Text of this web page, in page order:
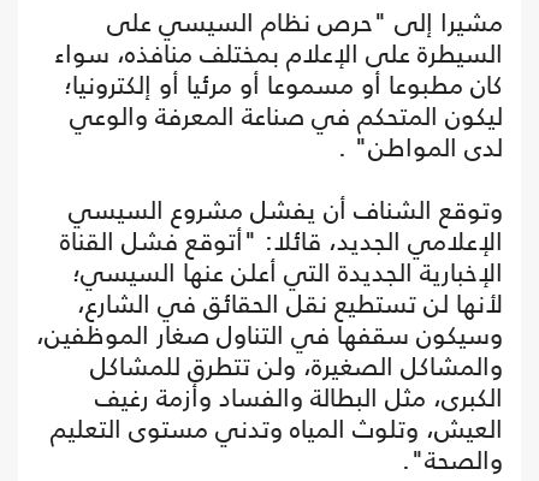
مشيرا إلى "حرص نظام السيسي على
السيطرة على الإعلام بمختلف منافذه، سواء
كان مطبوعا أو مسموعا أو مرئيا أو إلكترونيا؛
ليكون المتحكم في صناعة المعرفة والوعي
لدى المواطن" .
وتوقع الشناف أن يفشل مشروع السيسي
الإعلامي الجديد، قائلا: "أتوقع فشل القناة
الإخبارية الجديدة التي أعلن عنها السيسي؛
لأنها لن تستطيع نقل الحقائق في الشارع،
وسيكون سقفها في التناول صغار الموظفين،
والمشاكل الصغيرة، ولن تتطرق للمشاكل
الكبرى، مثل البطالة والفساد وأزمة رغيف
العيش، وتلوث المياه وتدني مستوى التعليم
والصحة".